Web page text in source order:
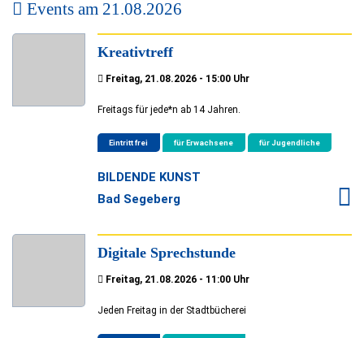
Events am 21.08.2026
Kreativtreff
Freitag, 21.08.2026 - 15:00 Uhr
Freitags für jede*n ab 14 Jahren.
Eintritt frei für Erwachsene für Jugendliche
BILDENDE KUNST
Bad Segeberg
Digitale Sprechstunde
Freitag, 21.08.2026 - 11:00 Uhr
Jeden Freitag in der Stadtbücherei